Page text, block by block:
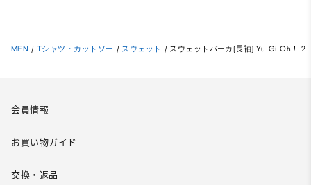
MEN / Tシャツ・カットソー / スウェット / スウェットパーカ(長袖) Yu-Gi-Oh！ 2
会員情報
お買い物ガイド
交換・返品